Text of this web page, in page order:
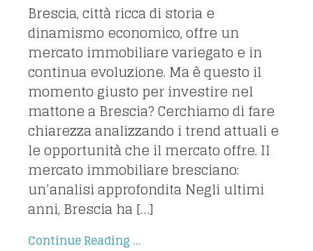
Brescia, città ricca di storia e
dinamismo economico, offre un
mercato immobiliare variegato e in
continua evoluzione. Ma è questo il
momento giusto per investire nel
mattone a Brescia? Cerchiamo di fare
chiarezza analizzando i trend attuali e
le opportunità che il mercato offre. Il
mercato immobiliare bresciano:
un’analisi approfondita Negli ultimi
anni, Brescia ha […]
Continue Reading ...